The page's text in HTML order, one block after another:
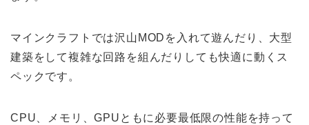
マインクラフトでは沢山MODを入れて遊んだり、大型
建築をして複雑な回路を組んだりしても快適に動くス
ペックです。
CPU、メモリ、GPUともに必要最低限の性能を持って